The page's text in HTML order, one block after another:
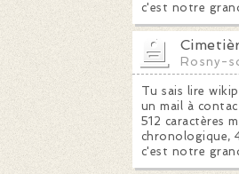
c'est notre
Rosny-
Tu sais lire
un mail à
512 caractères
chronologique,
c'est notre